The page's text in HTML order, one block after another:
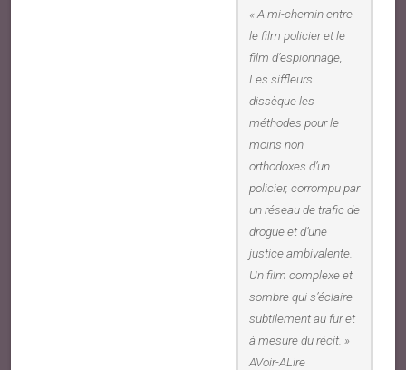
« A mi-chemin entre
le film policier et le
film d’espionnage,
Les siffleurs
dissèque les
méthodes pour le
moins non
orthodoxes d’un
policier, corrompu par
un réseau de trafic de
drogue et d’une
justice ambivalente.
Un film complexe et
sombre qui s’éclaire
subtilement au fur et
à mesure du récit. »
AVoir-ALire